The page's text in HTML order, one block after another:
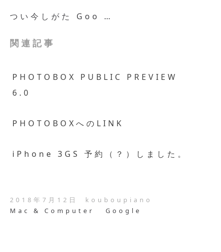
つい今しがた Goo …
関連記事
PHOTOBOX PUBLIC PREVIEW
6.0
PHOTOBOXへのLINK
iPhone 3GS 予約（？）しました。
2018年7月12日
kouboupiano
Mac & Computer
Google